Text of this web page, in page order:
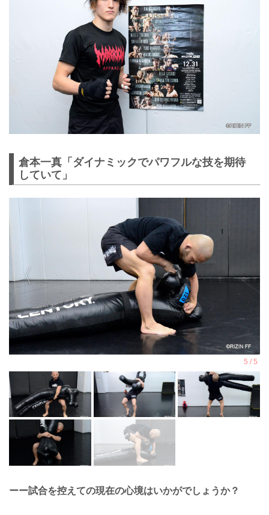
倉本一真「ダイナミックでパワフルな技を期待
していて」
ーー試合を控えての現在の心境はいかがでしょうか？